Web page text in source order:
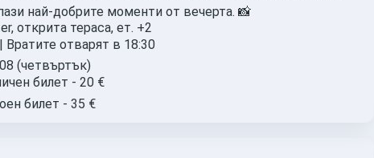
най-добрите моменти от вечерта. 📸
открита тераса, ет. +2
Вратите отварят в 18:30
(четвъртък)
билет - 20 €
билет - 35 €